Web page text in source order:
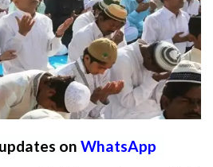
on WhatsApp